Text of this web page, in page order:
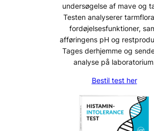
undersøgelse af mave og
Testen analyserer
fordøjelsesfunktioner,
afføringens pH og
Tages derhjemme og
analyse på
Bestil test her